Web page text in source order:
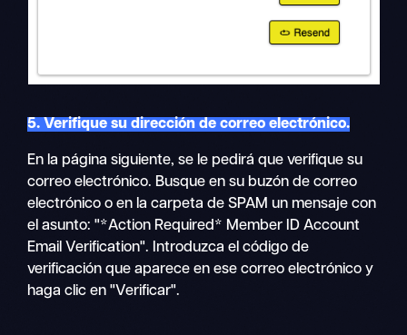
5. Verifique su dirección de correo electrónico.
En la página siguiente, se le pedirá que verifique su
correo electrónico. Busque en su buzón de correo
electrónico o en la carpeta de SPAM un mensaje con
el asunto: "*Action Required* Member ID Account
Email Verification". Introduzca el código de
verificación que aparece en ese correo electrónico y
haga clic en "Verificar".